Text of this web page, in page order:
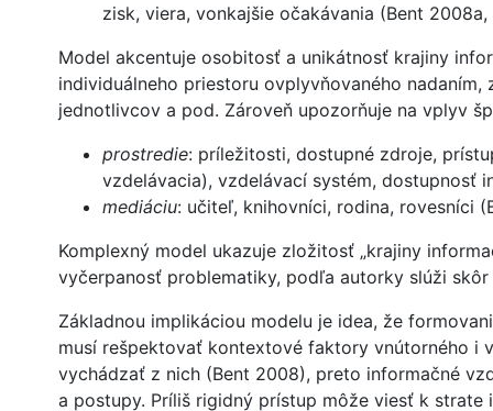
zisk, viera, vonkajšie očakávania (Bent 2008a,
Model akcentuje osobitosť a unikátnosť krajiny
individuálneho priestoru ovplyvňovaného
jednotlivcov a pod. Zároveň upozorňuje na vplyv
prostredie: príležitosti, dostupné zdroje,
vzdelávacia), vzdelávací systém, dostupnosť
mediáciu: učiteľ, knihovníci, rodina, rovesníci
Komplexný model ukazuje zložitosť „krajiny
vyčerpanosť problematiky, podľa autorky slúži
Základnou implikáciou modelu je idea, že
musí rešpektovať kontextové faktory vnútorného i
vychádzať z nich (Bent 2008), preto informačné
a postupy. Príliš rigidný prístup môže viesť k